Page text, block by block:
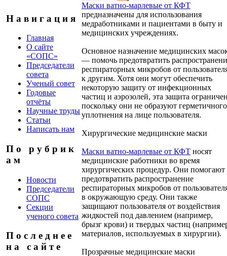
Н а в и г а ц и я
Главная
О сайте
«СОПС»
Председатели
совета
Ученый совет
Годовые
отчёты
Научные труды
Статьи
Написать нам
П о р у б р и к
а м
Новости
Председатели
СОПС
Секции
ученого совета
П о с л е д н е е
н а с а й т е
Маски ватно-марлевые от КФТ
предназначены для использования
медработниками и пациентами в быту и
медицинских учреждениях.
Основное назначение медицинских
— помочь предотвратить
респираторных микробов от
к другим. Хотя они могут обеспечить
некоторую защиту от инфекционных
частиц и аэрозолей, эта защита
поскольку они не образуют герметичного
уплотнения на лице пользователя.
Хирургические медицинские маски
Маски ватно-марлевые от КФТ носят
медицинские работники во время
хирургических процедур. Они помогают
предотвратить распространение
респираторных микробов от
в окружающую среду. Они также
защищают пользователя от воздействия
жидкостей под давлением (например,
брызг крови) и твердых частиц
материалов, используемых в хирургии).
Прозрачные медицинские маски